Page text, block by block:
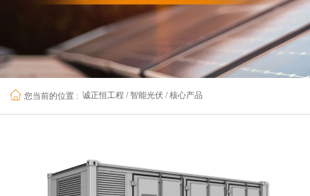
您当前的位置 : 诚正恒工程 / 智能光伏 / 核心产品